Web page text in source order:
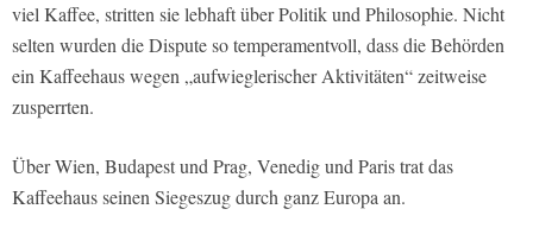
viel Kaffee, stritten sie lebhaft über Politik und Philosophie. Nicht
selten wurden die Dispute so temperamentvoll, dass die Behörden
ein Kaffeehaus wegen „aufwieglerischer Aktivitäten“ zeitweise
zusperrten.
Über Wien, Budapest und Prag, Venedig und Paris trat das
Kaffeehaus seinen Siegeszug durch ganz Europa an.